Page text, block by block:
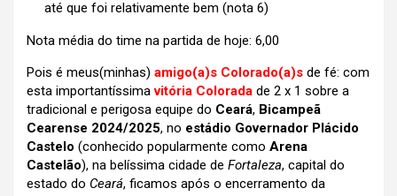
até que foi relativamente bem (nota 6)
Nota média do time na partida de hoje: 6,00
Pois é meus(minhas) amigo(a)s Colorado(a)s de fé: com
esta importantíssimavitória Colorada de 2 x 1 sobre a
tradicional e perigosa equipe do Ceará, Bicampeã
Cearense 2024/2025, no estádio Governador Plácido
Castelo (conhecido popularmente como Arena
Castelão), na belíssima cidade de Fortaleza, capital do
estado do Ceará, ficamos após o encerramento da